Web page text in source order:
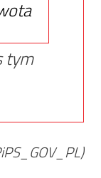
tym